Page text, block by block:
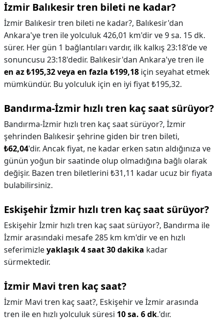
İzmir Balıkesir tren bileti ne kadar?
İzmir Balıkesir tren bileti ne kadar?, Balıkesir'dan
Ankara'ye tren ile yolculuk 426,01 km'dir ve 9 sa. 15 dk.
sürer. Her gün 1 bağlantıları vardır, ilk kalkış 23:18'de ve
sonuncusu 23:18'dedir. Balıkesir'dan Ankara'ye tren ile
en az ₺195,32 veya en fazla ₺199,18 için seyahat etmek
mümkündür. Bu yolculuk için en iyi fiyat ₺195,32.
Bandırma-İzmir hızlı tren kaç saat sürüyor?
Bandırma-İzmir hızlı tren kaç saat sürüyor?, İzmir
şehrinden Balıkesir şehrine giden bir tren bileti,
₺62,04'dir. Ancak fiyat, ne kadar erken satın aldığınıza ve
günün yoğun bir saatinde olup olmadığına bağlı olarak
değişir. Bazen tren biletlerini ₺31,11 kadar ucuz bir fiyata
bulabilirsiniz.
Eskişehir İzmir hızlı tren kaç saat sürüyor?
Eskişehir İzmir hızlı tren kaç saat sürüyor?, Bandırma ile
İzmir arasındaki mesafe 285 km km'dir ve en hızlı
seferimizleyaklaşık 4 saat 30 dakika kadar
sürmektedir.
İzmir Mavi tren kaç saat?
İzmir Mavi tren kaç saat?, Eskişehir ve İzmir arasında
tren ile en hızlı yolculuk süresi 10 sa. 6 dk.'dır.